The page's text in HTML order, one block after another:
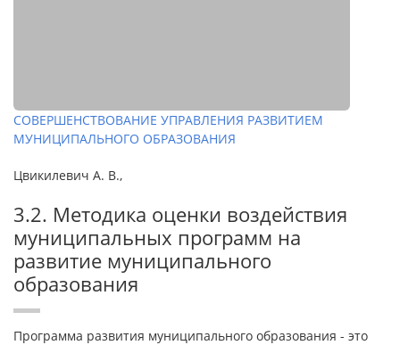
СОВЕРШЕНСТВОВАНИЕ УПРАВЛЕНИЯ РАЗВИТИЕМ
МУНИЦИПАЛЬНОГО ОБРАЗОВАНИЯ
Цвикилевич А. В.,
3.2. Методика оценки воздействия
муниципальных программ на
развитие муниципального
образования
Программа развития муниципального образования - это